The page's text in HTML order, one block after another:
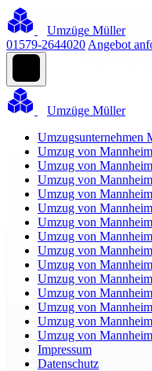
Umzüge Müller
01579-2644020 Angebot
Umzüge Müller
Umzugsunternehmen
Umzug von
Umzug von
Umzug von
Umzug von
Umzug von
Umzug von
Umzug von
Umzug von
Umzug von
Umzug von
Umzug von
Umzug von
Umzug von
Umzug von
Impressum
Datenschutz